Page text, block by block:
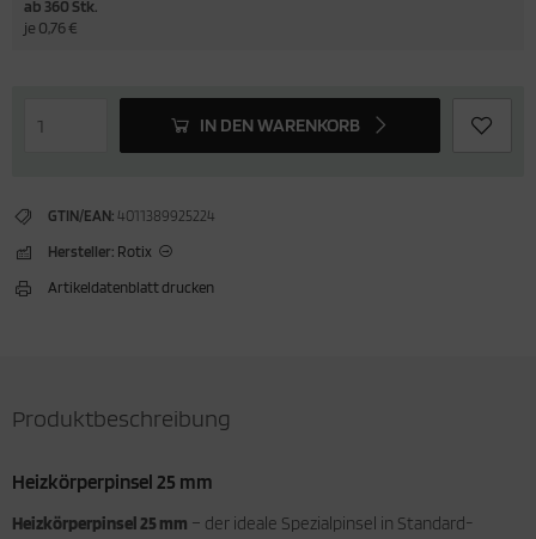
ab 360 Stk.
je 0,76 €
IN DEN WARENKORB
GTIN/EAN: 4011389925224
Hersteller: Rotix
Artikeldatenblatt drucken
Produktbeschreibung
Heizkörperpinsel 25 mm
Heizkörperpinsel 25 mm – der ideale Spezialpinsel in Standard-